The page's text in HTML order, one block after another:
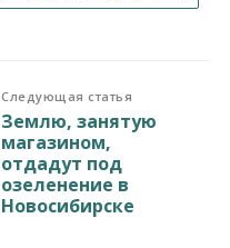
Следующая статья
Землю, занятую
магазином,
отдадут под
озеленение в
Новосибирске